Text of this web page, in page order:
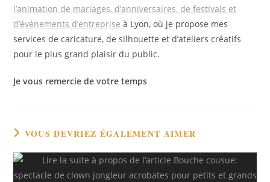
l’animation de mariages, d’anniversaires, de festivals et
d’événements d’entreprise à Lyon, où je propose mes
services de caricature, de silhouette et d’ateliers créatifs
pour le plus grand plaisir du public.
Je vous remercie de votre temps
VOUS DEVRIEZ ÉGALEMENT AIMER